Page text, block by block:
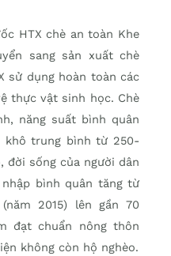
HTX chè an toàn Khe
sang sản xuất chè
sử dụng hoàn toàn các
thực vật sinh học. Chè
năng suất bình quân
khô trung bình từ 250-
đời sống của người dân
bình quân tăng từ
2015) lên gần 70
đạt chuẩn nông thôn
không còn hộ nghèo.